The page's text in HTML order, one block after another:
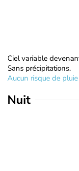
Ciel variable
Sans précipitations.
Aucun risque de pluie
Nuit